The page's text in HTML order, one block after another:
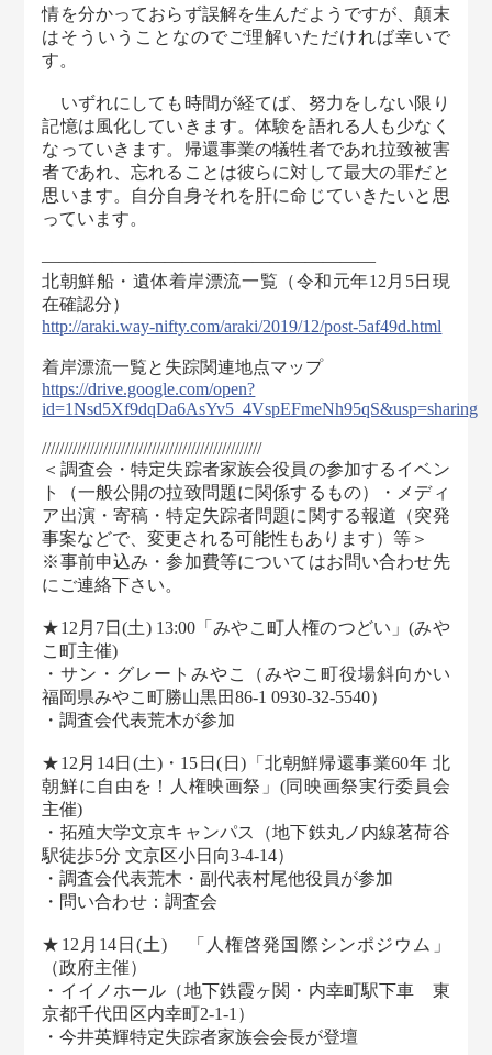
情を分かっておらず誤解を生んだようですが、顛末
はそういうことなのでご理解いただければ幸いで
す。
いずれにしても時間が経てば、努力をしない限り
記憶は風化していきます。体験を語れる人も少なく
なっていきます。帰還事業の犠牲者であれ拉致被害
者であれ、忘れることは彼らに対して最大の罪だと
思います。自分自身それを肝に命じていきたいと思
っています。
———————――――――――――――
北朝鮮船・遺体着岸漂流一覧（令和元年12月5日現
在確認分）
http://araki.way-nifty.com/araki/2019/12/post-5af49d.html
着岸漂流一覧と失踪関連地点マップ
https://drive.google.com/open?
id=1Nsd5Xf9dqDa6AsYv5_4VspEFmeNh95qS&usp=sharing
//////////////////////////////////////////////////
＜調査会・特定失踪者家族会役員の参加するイベン
ト（一般公開の拉致問題に関係するもの）・メディ
ア出演・寄稿・特定失踪者問題に関する報道（突発
事案などで、変更される可能性もあります）等＞
※事前申込み・参加費等についてはお問い合わせ先
にご連絡下さい。
★12月7日(土) 13:00「みやこ町人権のつどい」(みや
こ町主催)
・サン・グレートみやこ（みやこ町役場斜向かい
福岡県みやこ町勝山黒田86-1 0930-32-5540）
・調査会代表荒木が参加
★12月14日(土)・15日(日)「北朝鮮帰還事業60年 北
朝鮮に自由を！人権映画祭」(同映画祭実行委員会
主催)
・拓殖大学文京キャンパス（地下鉄丸ノ内線茗荷谷
駅徒歩5分 文京区小日向3-4-14）
・調査会代表荒木・副代表村尾他役員が参加
・問い合わせ：調査会
★12月14日(土) 「人権啓発国際シンポジウム」
（政府主催）
・イイノホール（地下鉄霞ヶ関・内幸町駅下車 東
京都千代田区内幸町2-1-1）
・今井英輝特定失踪者家族会会長が登壇